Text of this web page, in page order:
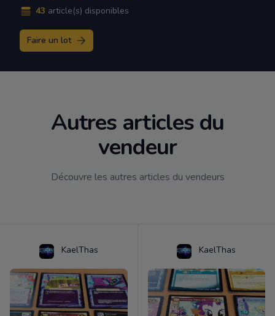
43 article(s) disponibles
Faire un lot
Autres articles du
vendeur
Découvre les autres articles du vendeurs
KaelThas KaelThas